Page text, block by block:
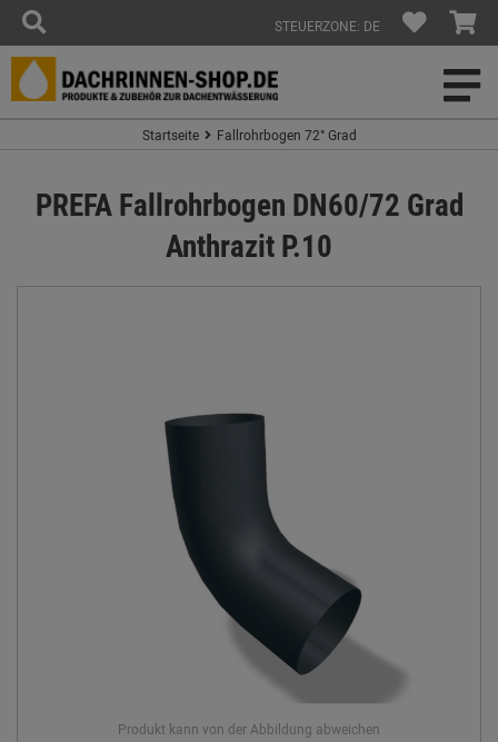
STEUERZONE: DE
Startseite Fallrohrbogen 72° Grad
PREFA Fallrohrbogen DN60/72 Grad
Anthrazit P.10